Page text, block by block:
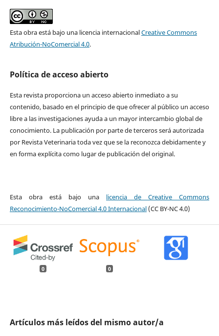
Esta obra está bajo una licencia internacionalCreative Commons
Atribución-NoComercial 4.0.
Política de acceso abierto
Esta revista proporciona un acceso abierto inmediato a su
contenido, basado en el principio de que ofrecer al público un acceso
libre a las investigaciones ayuda a un mayor intercambio global de
conocimiento. La publicación por parte de terceros será autorizada
por Revista Veterinaria toda vez que se la reconozca debidamente y
en forma explícita como lugar de publicación del original.
Esta obra está bajo una licencia de Creative Commons
Reconocimiento-NoComercial 4.0 Internacional(CC BY-NC 4.0)
0 0
Artículos más leídos del mismo autor/a